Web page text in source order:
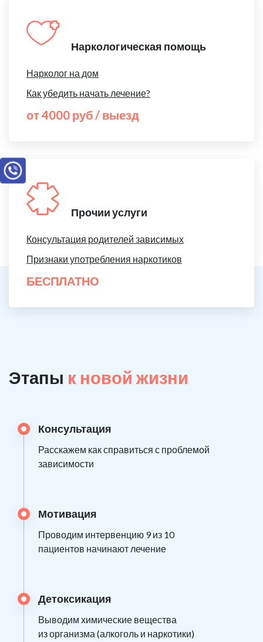
Наркологическая помощь
Нарколог на дом
Как убедить начать лечение?
от 4000 руб / выезд
Прочии услуги
Консультация родителей зависимых
Признаки употребления наркотиков
БЕСПЛАТНО
Этапы к новой жизни
Консультация
Расскажем как справиться с проблемой
зависимости
Мотивация
Проводим интервенцию 9 из 10
пациентов начинают лечение
Детоксикация
Выводим химические вещества
из организма (алкоголь и наркотики)